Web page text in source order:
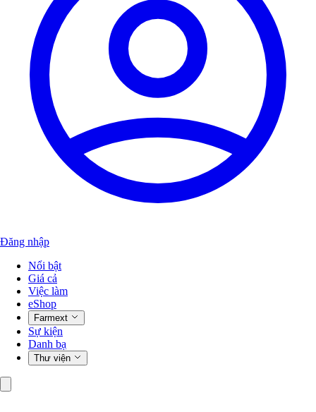
Đăng nhập
Nổi bật
Giá cả
Việc làm
eShop
Farmext
Sự kiện
Danh bạ
Thư viện